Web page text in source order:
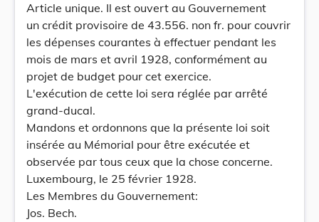
Article unique. Il est ouvert au Gouvernement
un crédit provisoire de 43.556. non fr. pour couvrir
les dépenses courantes à effectuer pendant les
mois de mars et avril 1928, conformément au
projet de budget pour cet exercice.
L'exécution de cette loi sera réglée par arrêté
grand-ducal.
Mandons et ordonnons que la présente loi soit
insérée au Mémorial pour être exécutée et
observée par tous ceux que la chose concerne.
Luxembourg, le 25 février 1928.
Les Membres du Gouvernement:
Jos. Bech.